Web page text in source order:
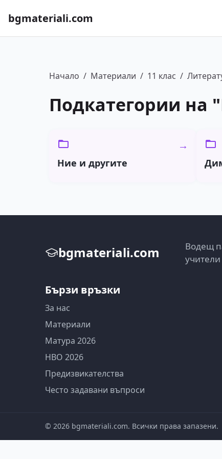
bgmateriali.com
Начало / Материали / 11 клас /
Подкатегории на "
Ние и другите
→
bgmateriali.com
Водещ
Бързи връзки
За нас
Материали
Матура 2026
НВО 2026
Предизвикателства
Често задавани въпроси
© 2026 bgmateriali.com. Всички права запазени.